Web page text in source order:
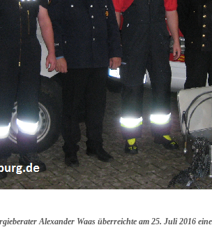
Alexander Waas überreichte am 25. Juli 2016